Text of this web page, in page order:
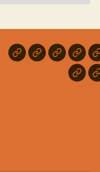
RadiosublineImpressum
Pay
per
View